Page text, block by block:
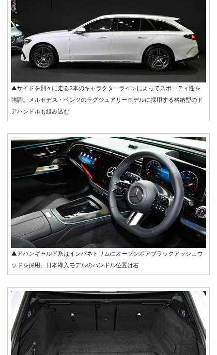
▲サイドを別々に走る2本のキャラクターラインによってスポーティ性を
強調。メルセデス・ベンツのラグジュアリーモデルに採用する格納型のド
アハンドルも組み込む
▲アバンギャルド系はインパネトリムにオープンポアブラックアッシュウ
ッドを採用。日本導入モデルのハンドル位置は右